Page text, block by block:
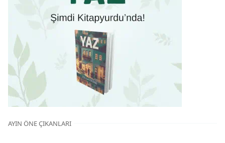
AYIN ÖNE ÇIKANLARI